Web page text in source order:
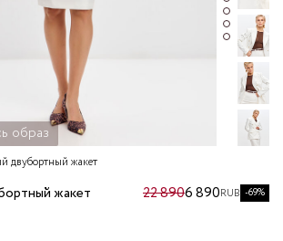
образ
двубортный жакет
жакет 22 8906 890RUB -69%